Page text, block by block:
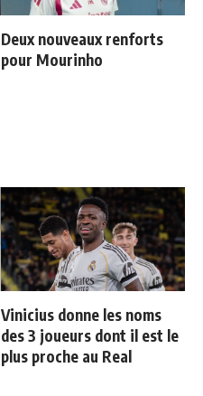
Deux nouveaux renforts
pour Mourinho
Vinicius donne les noms
des 3 joueurs dont il est le
plus proche au Real